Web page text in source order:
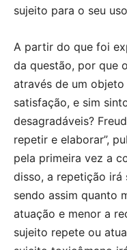
sujeito para o seu
A partir do que foi
da questão, por que
através de um
satisfação, e sim
desagradáveis?
repetir e elaborar”,
pela primeira vez a
disso, a repetição irá
sendo assim quanto
atuação e menor a
sujeito repete ou